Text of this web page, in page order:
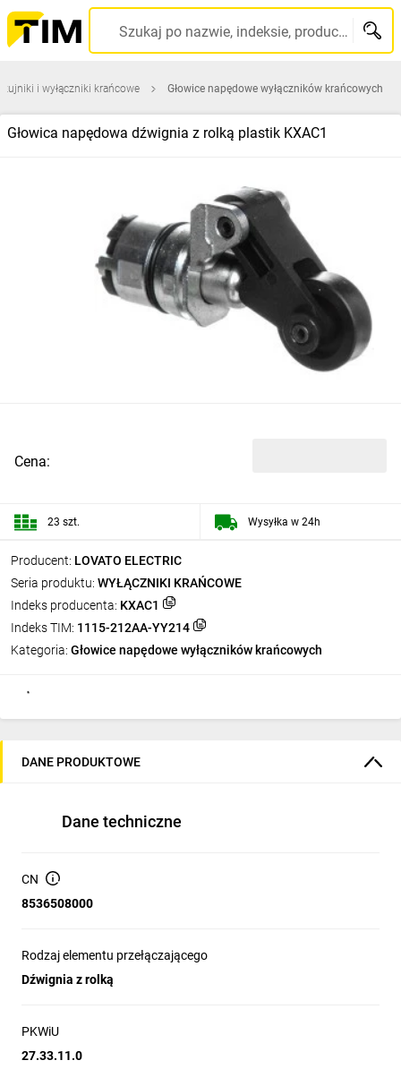
Szukaj po nazwie, indeksie, producencie, kodzie kreskowym...
i wyłączniki krańcowe Głowice napędowe wyłączników krańcowych
Głowica napędowa dźwignia z rolką plastik KXAC1
Producent: LOVATO ELECTRIC
Seria produktu: WYŁĄCZNIKI KRAŃCOWE
Indeks producenta: KXAC1
Indeks TIM: 1115-212AA-YY214
Kategoria: Głowice napędowe wyłączników krańcowych
Cena:
23 szt. Wysyłka w 24h
DANE PRODUKTOWE
Dane techniczne
CN
8536508000
Rodzaj elementu przełączającego
Dźwignia z rolką
PKWiU
27.33.11.0